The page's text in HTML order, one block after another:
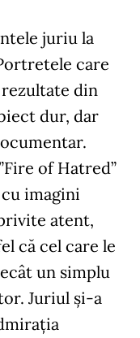
juriu la
care
din
dur, dar
of Hatred”
imagini
atent,
că cel care le
un simplu
Juriul și-a